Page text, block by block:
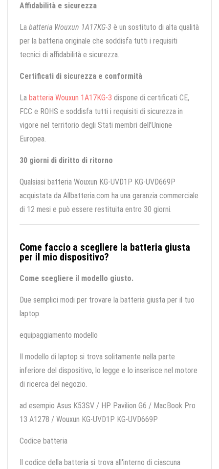
Affidabilità e sicurezza
La batteria Wouxun 1A17KG-3 è un sostituto di alta qualità
per la batteria originale che soddisfa tutti i requisiti
tecnici di affidabilità e sicurezza.
Certificati di sicurezza e conformità
La batteria Wouxun 1A17KG-3 dispone di certificati CE,
FCC e ROHS e soddisfa tutti i requisiti di sicurezza in
vigore nel territorio degli Stati membri dell'Unione
Europea.
30 giorni di diritto di ritorno
Qualsiasi batteria Wouxun KG-UVD1P KG-UVD669P
acquistata da Allbatteria.com ha una garanzia commerciale
di 12 mesi e può essere restituita entro 30 giorni.
Come faccio a scegliere la batteria giusta
per il mio dispositivo?
Come scegliere il modello giusto.
Due semplici modi per trovare la batteria giusta per il tuo
laptop.
equipaggiamento modello
Il modello di laptop si trova solitamente nella parte
inferiore del dispositivo, lo legge e lo inserisce nel motore
di ricerca del negozio.
ad esempio Asus K53SV / HP Pavilion G6 / MacBook Pro
13 A1278 / Wouxun KG-UVD1P KG-UVD669P
Codice batteria
Il codice della batteria si trova all'interno di ciascuna